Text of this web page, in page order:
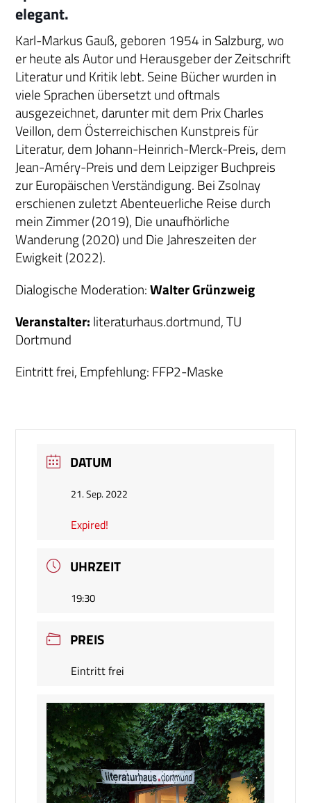
elegant.
Karl-Markus Gauß, geboren 1954 in Salzburg, wo
er heute als Autor und Herausgeber der Zeitschrift
Literatur und Kritik lebt. Seine Bücher wurden in
viele Sprachen übersetzt und oftmals
ausgezeichnet, darunter mit dem Prix Charles
Veillon, dem Österreichischen Kunstpreis für
Literatur, dem Johann-Heinrich-Merck-Preis, dem
Jean-Améry-Preis und dem Leipziger Buchpreis
zur Europäischen Verständigung. Bei Zsolnay
erschienen zuletzt Abenteuerliche Reise durch
mein Zimmer (2019), Die unaufhörliche
Wanderung (2020) und Die Jahreszeiten der
Ewigkeit (2022).
Dialogische Moderation:Walter Grünzweig
Veranstalter: literaturhaus.dortmund, TU
Dortmund
Eintritt frei, Empfehlung: FFP2-Maske
DATUM
21. Sep. 2022
Expired!
UHRZEIT
19:30
PREIS
Eintritt frei